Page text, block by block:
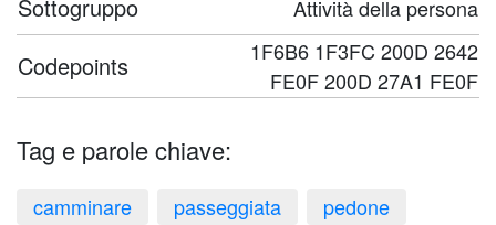
Sottogruppo Attività della persona
Codepoints
1F6B6 1F3FC 200D 2642
FE0F 200D 27A1 FE0F
Tag e parole chiave:
camminare passeggiata
pedone